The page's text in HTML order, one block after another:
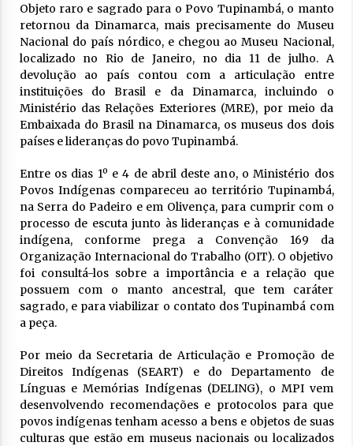
Objeto raro e sagrado para o Povo Tupinambá, o manto
retornou da Dinamarca, mais precisamente do Museu
Nacional do país nórdico, e chegou ao Museu Nacional,
localizado no Rio de Janeiro, no dia 11 de julho. A
devolução ao país contou com a articulação entre
instituições do Brasil e da Dinamarca, incluindo o
Ministério das Relações Exteriores (MRE), por meio da
Embaixada do Brasil na Dinamarca, os museus dos dois
países e lideranças do povo Tupinambá.
Entre os dias 1º e 4 de abril deste ano, o Ministério dos
Povos Indígenas compareceu ao território Tupinambá,
na Serra do Padeiro e em Olivença, para cumprir com o
processo de escuta junto às lideranças e à comunidade
indígena, conforme prega a Convenção 169 da
Organização Internacional do Trabalho (OIT). O objetivo
foi consultá-los sobre a importância e a relação que
possuem com o manto ancestral, que tem caráter
sagrado, e para viabilizar o contato dos Tupinambá com
a peça.
Por meio da Secretaria de Articulação e Promoção de
Direitos Indígenas (SEART) e do Departamento de
Línguas e Memórias Indígenas (DELING), o MPI vem
desenvolvendo recomendações e protocolos para que
povos indígenas tenham acesso a bens e objetos de suas
culturas que estão em museus nacionais ou localizados